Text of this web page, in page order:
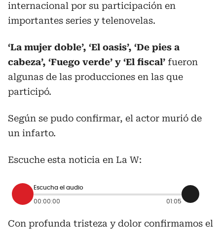
internacional por su participación en
importantes series y telenovelas.
‘La mujer doble’, ‘El oasis’, ‘De pies a
cabeza’, ‘Fuego verde’ y ‘El fiscal’ fueron
algunas de las producciones en las que
participó.
Según se pudo confirmar, el actor murió de
un infarto.
Escuche esta noticia en La W:
Escucha el audio
00:00:00 01:05
Con profunda tristeza y dolor confirmamos el